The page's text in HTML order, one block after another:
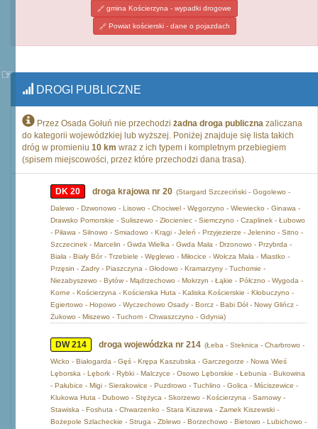
gmina Kościerzyna - wypadki drogowe
Powiat kościerski - dane o pojazdach
DROGI PUBLICZNE
Przez Osada Gołuń nie przechodzi żadna droga publiczna zaliczana
do kategorii wojewódzkiej lub wyższej. Poniżej znajduje się lista takich
dróg w promieniu 10 km wraz z ich typem i kompletnym przebiegiem
(spisem miejscowości, przez które przechodzi dana trasa).
DK 20 droga krajowa nr 20 (Stargard Szczeciński - Gogolewo -
Dalewo - Dzwonowo - Lisowo - Chociwel - Węgorzyno - Wiewiecko - Ginawa -
Drawsko Pomorskie - Suliszewo - Złocieniec - Siemczyno - Czaplinek - Łubowo
- Piława - Silnowo - Smiadowo - Krągi - Jeleń - Przyjezierze - Jelenino - Sitno -
Szczecinek - Marcelin - Gwda Wielka - Gwda Mała - Drzonowo - Przybrda -
Biała - Biały Bór - Trzebiele - Węglewo - Miłocice - Wołcza Mała - Miastko -
Przęsin - Zadry - Piaszczyna - Głodowo - Kramarzyny - Tuchomie -
Niezabyszewo - Bytów - Mądrzechowo - Mokrzyn - Łąkie - Półczno - Wygoda -
Korne - Kościerzyna - Kościerska Huta - Kaliska Kościerskie - Kłobuczyno -
Egiertowo - Hopowo - Wyczechowo Osady - Borcz - Babi Dół - Nowy Glińcz -
Żukowo - Miszewo - Tuchom - Chwaszczyno - Gdynia)
DW 214 droga wojewódzka nr 214 (Łeba - Steknica - Charbrowo -
Wicko - Białogarda - Gęś - Krępa Kaszubska - Garczegorze - Nowa Wieś
Lęborska - Lębork - Rybki - Malczyce - Osowo Lęborskie - Łebunia - Bukowina
- Pałubice - Migi - Sierakowice - Puzdrowo - Tuchlino - Golica - Mściszewice -
Klukowa Huta - Dubowo - Stężyca - Skorzewo - Kościerzyna - Sarnowy -
Stawiska - Foshuta - Chwarzenko - Stara Kiszewa - Zamek Kiszewski -
Bożepole Szlacheckie - Struga - Zblewo - Borzechowo - Bietowo - Lubichowo -